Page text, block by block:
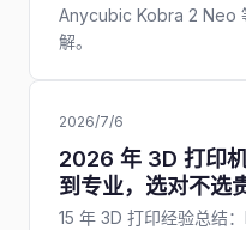
Anycubic Kobra 2 Neo
解。
2026/7/6
2026 年 3D 打印
到专业，选对不选
15 年 3D 打印经验总结